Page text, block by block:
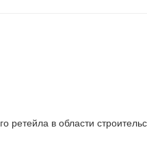
в области